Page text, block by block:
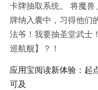
卡牌抽取系统。 将魔
牌纳入囊中，习得他们
法爷！我要抽圣堂武士
巡航舰】？！
应用宝阅读新体验：起
可及